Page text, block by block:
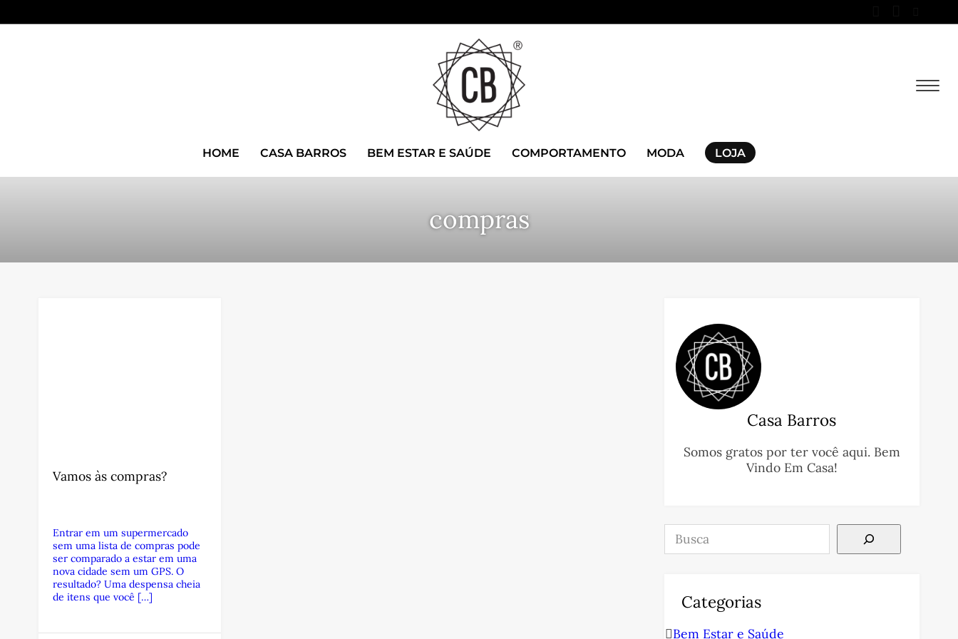
HOME CASA BARROS BEM ESTAR E SAÚDE COMPORTAMENTO MODA LOJA
compras
Vamos às compras?
Entrar em um supermercado
sem uma lista de compras pode
ser comparado a estar em uma
nova cidade sem um GPS. O
resultado? Uma despensa cheia
de itens que você […]
Casa Barros
Somos gratos por ter você aqui. Bem
Vindo Em Casa!
Pesquisar
Categorias
Bem Estar e Saúde